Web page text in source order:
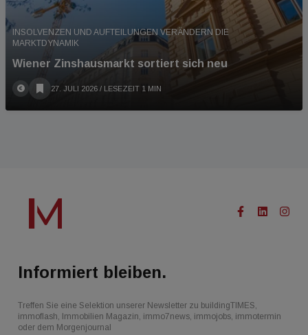
INSOLVENZEN UND AUFTEILUNGEN VERÄNDERN DIE
MARKTDYNAMIK
Wiener Zinshausmarkt sortiert sich neu
27. JULI 2026 / LESEZEIT 1 MIN
Informiert bleiben.
Treffen Sie eine Selektion unserer Newsletter zu buildingTIMES,
immoflash, Immobilien Magazin, immo7news, immojobs, immotermin
oder dem Morgenjournal